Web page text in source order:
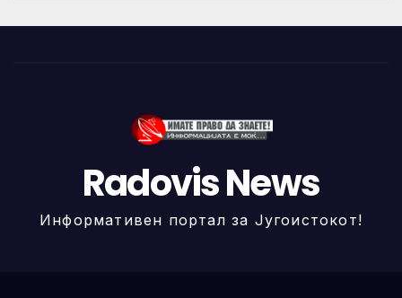
Radovis News
Информативен портал за Југоистокот!